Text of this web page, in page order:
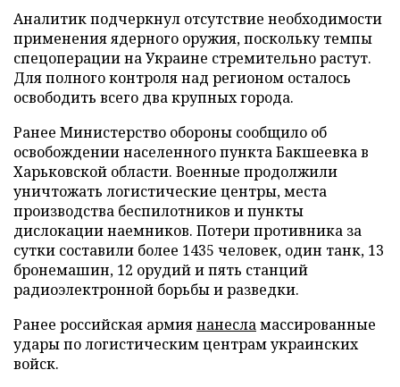
Аналитик подчеркнул отсутствие необходимости
применения ядерного оружия, поскольку темпы
спецоперации на Украине стремительно растут.
Для полного контроля над регионом осталось
освободить всего два крупных города.
Ранее Министерство обороны сообщило об
освобождении населенного пункта Бакшеевка в
Харьковской области. Военные продолжили
уничтожать логистические центры, места
производства беспилотников и пункты
дислокации наемников. Потери противника за
сутки составили более 1435 человек, один танк, 13
бронемашин, 12 орудий и пять станций
радиоэлектронной борьбы и разведки.
Ранее российская армиянанесламассированные
удары по логистическим центрам украинских
войск.